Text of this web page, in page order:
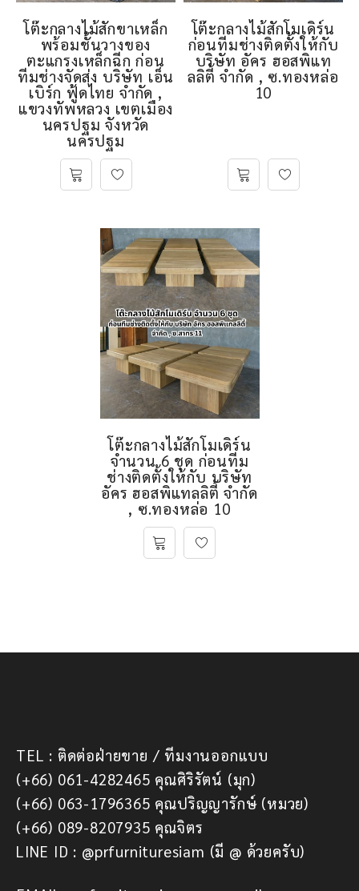
โต๊ะกลางไม้สักขาเหล็ก
พร้อมชั้นวางของ
ตะแกรงเหล็กฉีก ก่อน
ทีมช่างจัดส่ง บริษัท เอ็น
เบิร์ก ฟู้ดไทย จำกัด ,
แขวงทัพหลวง เขตเมือง
นครปฐม จังหวัด
นครปฐม
โต๊ะกลางไม้สักโมเดิร์น
ก่อนทีมช่างติดตั้งให้กับ
บริษัท อัคร ฮอสพิแท
ลลิตี้ จำกัด , ซ.ทองหล่อ
10
โต๊ะกลางไม้สักโมเดิร์น
จำนวน 6 ชุด ก่อนทีม
ช่างติดตั้งให้กับ บริษัท
อัคร ฮอสพิแทลลิตี้ จำกัด
, ซ.ทองหล่อ 10
TEL : ติดต่อฝ่ายขาย / ทีมงานออกแบบ
(+66) 061-4282465 คุณศิริรัตน์ (มุก)
(+66) 063-1796365 คุณปริญญารักษ์ (หมวย)
(+66) 089-8207935 คุณจิตร
LINE ID : @prfurnituresiam (มี @ ด้วยครับ)